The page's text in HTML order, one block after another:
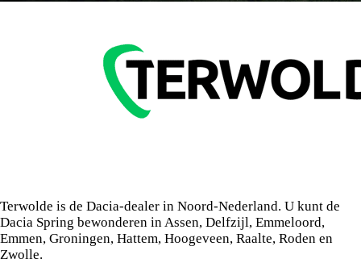
Terwolde is de Dacia-dealer in Noord-Nederland. U kunt de
Dacia Spring bewonderen in Assen, Delfzijl, Emmeloord,
Emmen, Groningen, Hattem, Hoogeveen, Raalte, Roden en
Zwolle.